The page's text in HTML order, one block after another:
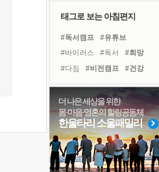
꿈이 실제가 되는 것
'말 타는 법'을 먼저
졸업식 사진을 보며
아픈 아버지를 위한 공간 설계
극심한 변비, 어깨결림, 수면 장애
보고 싶은 어머니
태그로 보는 아침편지
#독서캠프
#유튜브
#바이러스
#독서
#희망
#다짐
#비전캠프
#건강
#리더
#선택
#나눔
#힐링
#극복
#아이들
#사람
#친구
#위기
#계획
#링컨학교
#경험
#삶
더 나은 세상을 위한
몸·마음·영혼의 힐링공동체
한울타리 소울패밀리